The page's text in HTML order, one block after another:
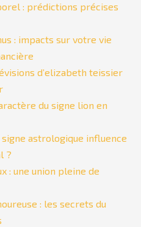
: prédictions précises
: impacts sur votre vie
d’elizabeth teissier
du signe lion en
astrologique influence
?
: une union pleine de
: les secrets du